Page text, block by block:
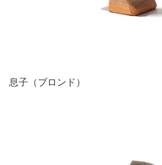
息子（ブロンド）